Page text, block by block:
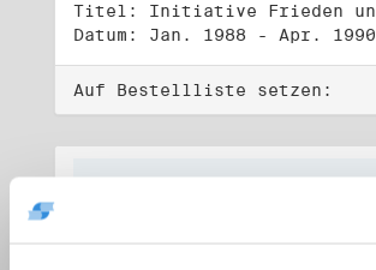
Datum: Jan. 1988 - Apr. 1990
Auf Bestellliste setzen: